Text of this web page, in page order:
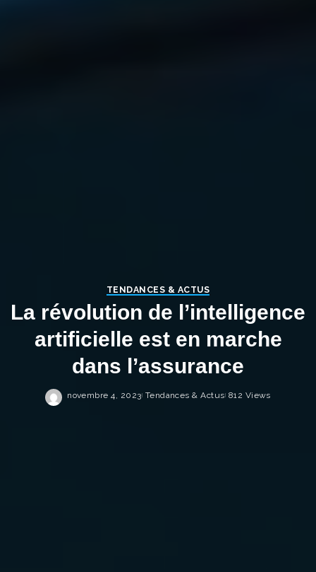
TENDANCES & ACTUS
La révolution de l’intelligence
artificielle est en marche
dans l’assurance
novembre 4, 2023 Tendances & Actus 812 Views